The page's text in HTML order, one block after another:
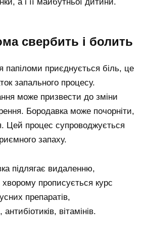
а і її майбутньої дитини.
свербить і болить
папіломи приєднується біль, це
запального процесу.
може призвести до зміни
Бородавка може почорніти,
Цей процес супроводжується
запаху.
підлягає видаленню,
прописується курс
препаратів,
вітамінів.